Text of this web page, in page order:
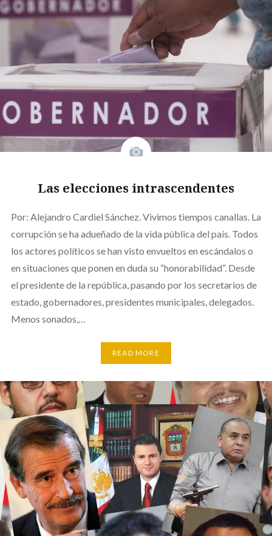
Las elecciones intrascendentes
Por: Alejandro Cardiel Sánchez. Vivimos tiempos canallas. La
corrupción se ha adueñado de la vida pública del país. Todos
los actores políticos se han visto envueltos en escándalos o
en situaciones que ponen en duda su “honorabilidad”. Desde
el presidente de la república, pasando por los secretarios de
estado, gobernadores, presidentes municipales, delegados.
Menos sonados,…
READ MORE